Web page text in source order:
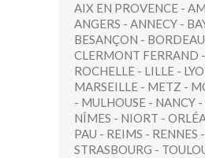
AIX EN PROVENCE -
ANGERS - ANNECY -
BESANÇON -
CLERMONT FERRAND -
ROCHELLE - LILLE -
MARSEILLE - METZ -
- MULHOUSE - NANCY -
NÎMES - NIORT -
PAU - REIMS - RENNES -
STRASBOURG -